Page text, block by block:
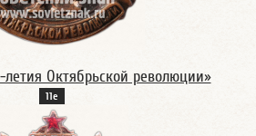
летия Октябрьской революции»
11е